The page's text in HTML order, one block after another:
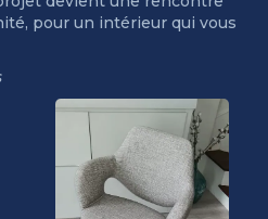
pour un intérieur qui vous